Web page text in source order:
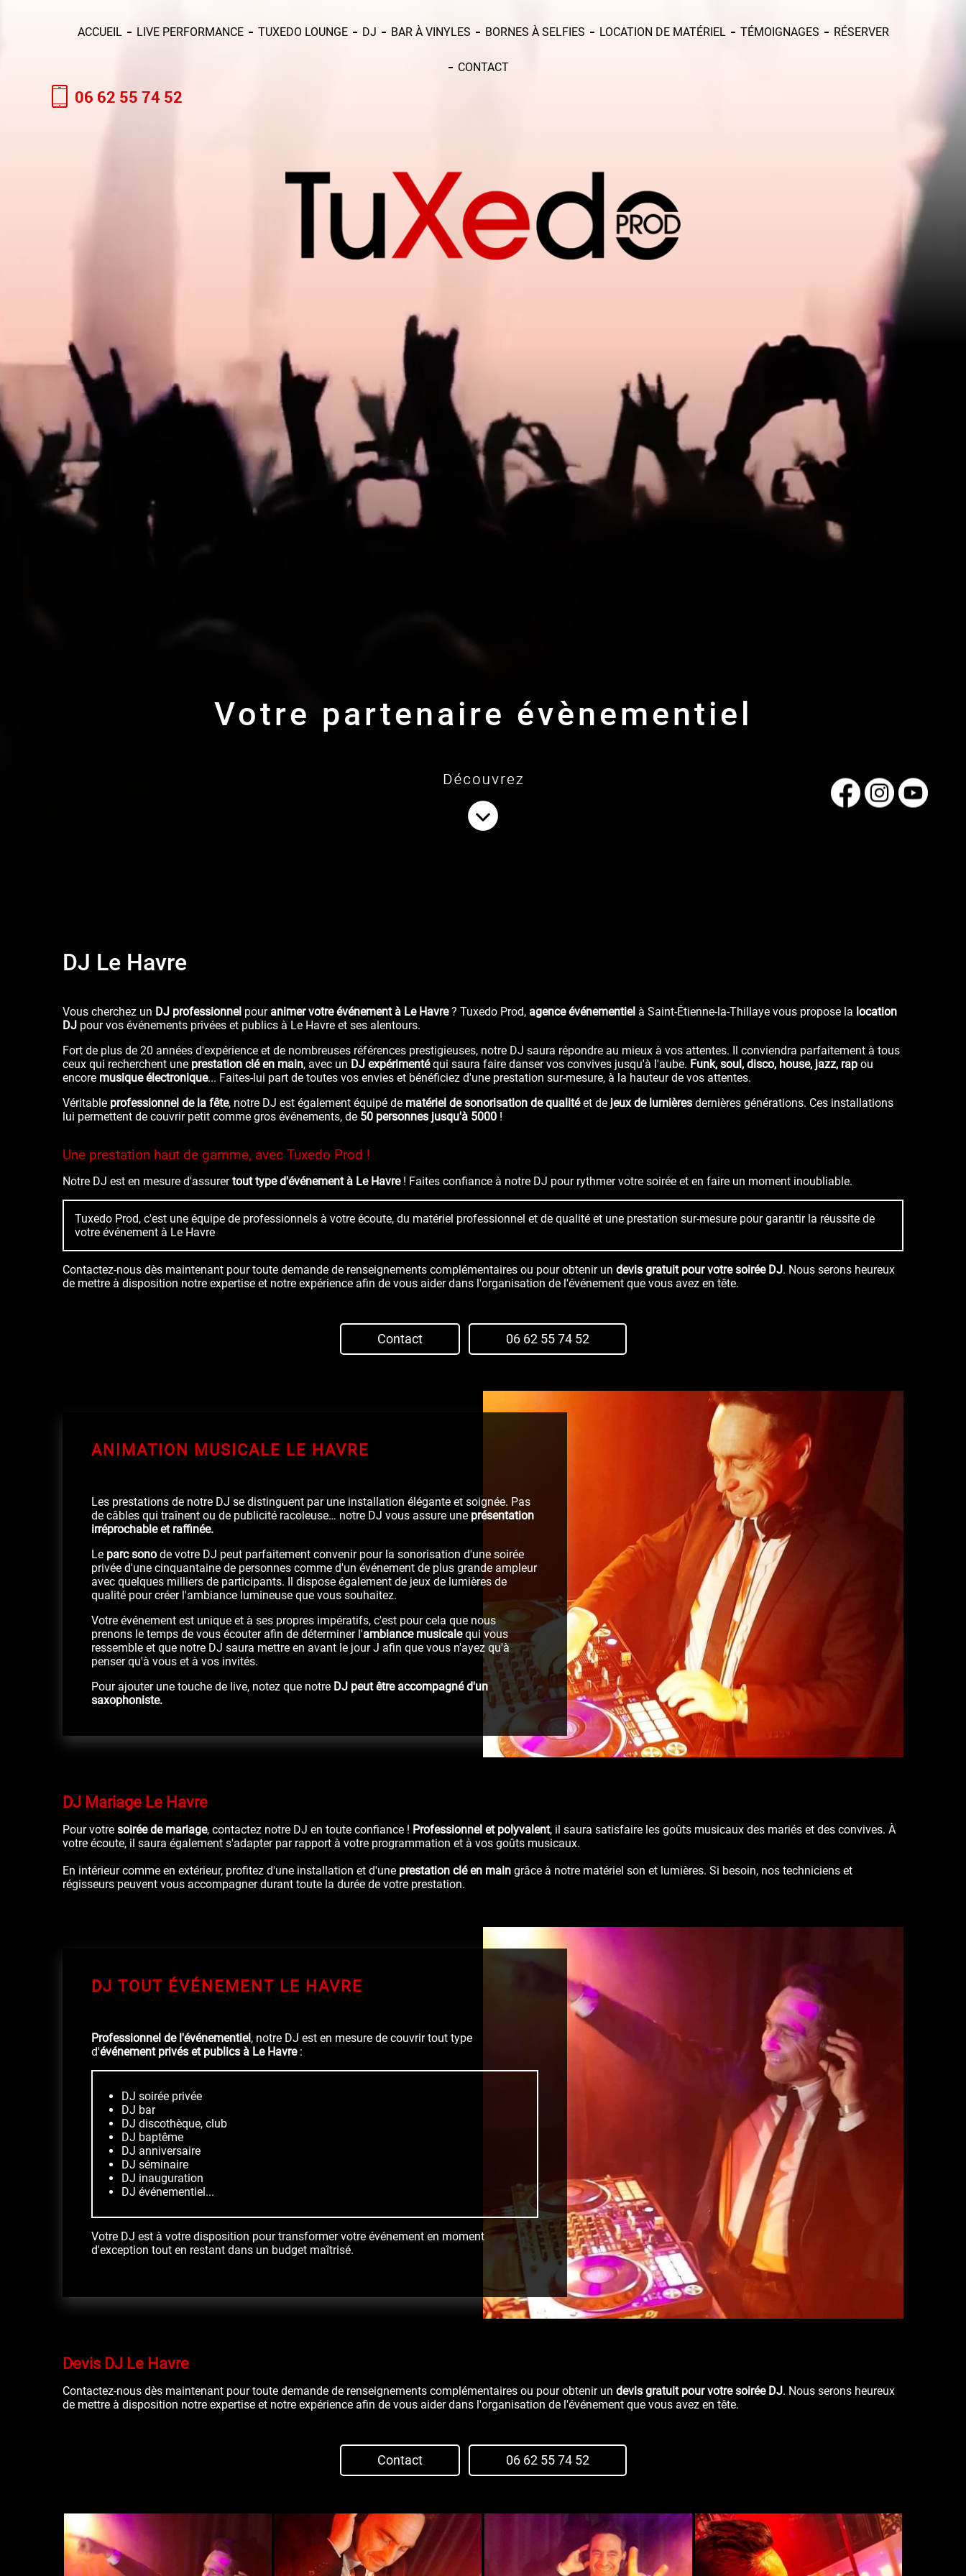
ACCUEIL LIVE PERFORMANCE TUXEDO LOUNGE DJ BAR À VINYLES BORNES À SELFIES LOCATION DE MATÉRIEL TÉMOIGNAGES RÉSERVER
CONTACT
06 62 55 74 52
Votre partenaire évènementiel
DJ Le Havre
Vous cherchez un DJ professionnel pour animer votre événement à Le Havre? Tuxedo Prod, agence événementiel à Saint-Étienne-la-Thillaye vous propose la location
DJ pour vos événements privées et publics à Le Havre et ses alentours.
Fort de plus de 20 années d'expérience et de nombreuses références prestigieuses, notre DJ saura répondre au mieux à vos attentes. Il conviendra parfaitement à tous
ceux qui recherchent une prestation clé en main, avec un DJ expérimentéqui saura faire danser vos convives jusqu'à l'aube. Funk, soul, disco, house, jazz, rap ou
encore musique électronique... Faites-lui part de toutes vos envies et bénéficiez d'une prestation sur-mesure, à la hauteur de vos attentes.
Véritable professionnel de la fête, notre DJ est également équipé de matériel de sonorisation de qualitéet de jeux de lumières dernières générations. Ces installations
lui permettent de couvrir petit comme gros événements, de 50 personnes jusqu'à 5000 !
Une prestation haut de gamme, avec Tuxedo Prod !
Notre DJ est en mesure d'assurertout type d'événement à Le Havre! Faites confiance à notre DJ pour rythmer votre soirée et en faire un moment inoubliable.
Tuxedo Prod, c'est une équipe de professionnels à votre écoute, du matériel professionnel et de qualité et une prestation sur-mesure pour garantir la réussite de
votre événement à Le Havre
Contactez-nous dès maintenant pour toute demande de renseignements complémentaires ou pour obtenir un devis gratuit pour votre soirée DJ. Nous serons heureux
de mettre à disposition notre expertise et notre expérience afin de vous aider dans l'organisation de l'événement que vous avez en tête.
Contact 06 62 55 74 52
ANIMATION MUSICALE LE HAVRE
Les prestations de notre DJ se distinguent par une installation élégante et soignée. Pas
de câbles qui traînent ou de publicité racoleuse… notre DJ vous assure une présentation
irréprochable et raffinée.
Le parc sono de votre DJ peut parfaitement convenir pour la sonorisation d'une soirée
privée d'une cinquantaine de personnes comme d'un événement de plus grande ampleur
avec quelques milliers de participants. Il dispose également de jeux de lumières de
qualité pour créer l'ambiance lumineuse que vous souhaitez.
Votre événement est unique et à ses propres impératifs, c'est pour cela que nous
prenons le temps de vous écouter afin de déterminer l'ambiance musicalequi vous
ressemble et que notre DJ saura mettre en avant le jour J afin que vous n'ayez qu'à
penser qu'à vous et à vos invités.
Pour ajouter une touche de live, notez que notre DJ peut être accompagné d'un
saxophoniste.
DJ Mariage Le Havre
Pour votre soirée de mariage, contactez notre DJ en toute confiance ! Professionnel et polyvalent, il saura satisfaire les goûts musicaux des mariés et des convives. À
votre écoute, il saura également s'adapter par rapport à votre programmation et à vos goûts musicaux.
En intérieur comme en extérieur, profitez d'une installation et d'une prestation clé en main grâce à notre matériel son et lumières. Si besoin, nos techniciens et
régisseurs peuvent vous accompagner durant toute la durée de votre prestation.
DJ TOUT ÉVÉNEMENT LE HAVRE
Professionnel de l'événementiel, notre DJ est en mesure de couvrir tout type
d'événement privés et publics à Le Havre:
DJ soirée privée
DJ bar
DJ discothèque, club
DJ baptême
DJ anniversaire
DJ séminaire
DJ inauguration
DJ événementiel...
Votre DJ est à votre disposition pour transformer votre événement en moment
d'exception tout en restant dans un budget maîtrisé.
Devis DJ Le Havre
Contactez-nous dès maintenant pour toute demande de renseignements complémentaires ou pour obtenir un devis gratuit pour votre soirée DJ. Nous serons heureux
de mettre à disposition notre expertise et notre expérience afin de vous aider dans l'organisation de l'événement que vous avez en tête.
Contact 06 62 55 74 52